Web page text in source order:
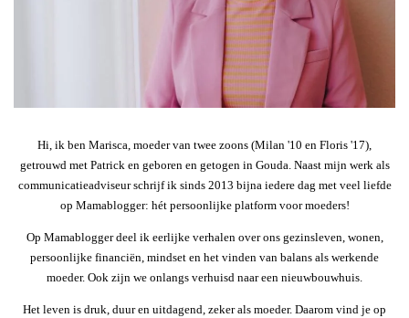
Hi, ik ben Marisca, moeder van twee zoons (Milan '10 en Floris '17),
getrouwd met Patrick en geboren en getogen in Gouda. Naast mijn werk als
communicatieadviseur schrijf ik sinds 2013 bijna iedere dag met veel liefde
op Mamablogger: hét persoonlijke platform voor moeders!
Op Mamablogger deel ik eerlijke verhalen over ons gezinsleven, wonen,
persoonlijke financiën, mindset en het vinden van balans als werkende
moeder. Ook zijn we onlangs verhuisd naar een nieuwbouwhuis.
Het leven is druk, duur en uitdagend, zeker als moeder. Daarom vind je op